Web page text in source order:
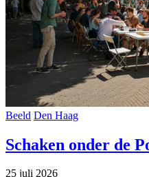
Beeld Den Haag
Schaken onder de
25 juli 2026